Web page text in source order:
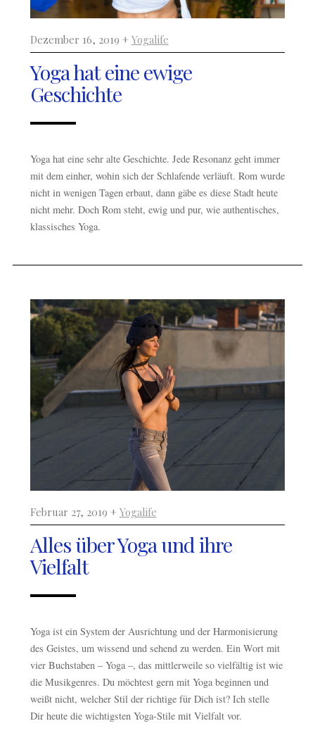
Dezember 16, 2019 + Yogalife
Yoga hat eine ewige
Geschichte
Yoga hat eine sehr alte Geschichte. Jede Resonanz geht immer
mit dem einher, wohin sich der Schlafende verläuft. Rom wurde
nicht in wenigen Tagen erbaut, dann gäbe es diese Stadt heute
nicht mehr. Doch Rom steht, ewig und pur, wie authentisches,
klassisches Yoga.
Februar 27, 2019 + Yogalife
Alles über Yoga und ihre
Vielfalt
Yoga ist ein System der Ausrichtung und der Harmonisierung
des Geistes, um wissend und sehend zu werden. Ein Wort mit
vier Buchstaben – Yoga –, das mittlerweile so vielfältig ist wie
die Musikgenres. Du möchtest gern mit Yoga beginnen und
weißt nicht, welcher Stil der richtige für Dich ist? Ich stelle
Dir heute die wichtigsten Yoga-Stile mit Vielfalt vor.